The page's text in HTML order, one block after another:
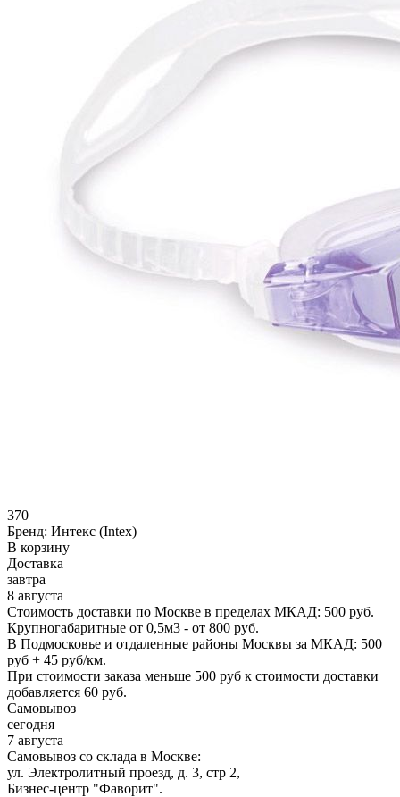
370
Бренд: Интекс (Intex)
В корзину
Доставка
завтра
8 августа
Стоимость доставки по Москве в пределах МКАД: 500 руб.
Крупногабаритные от 0,5м3 - от 800 руб.
В Подмосковье и отдаленные районы Москвы за МКАД: 500
руб + 45 руб/км.
При стоимости заказа меньше 500 руб к стоимости доставки
добавляется 60 руб.
Самовывоз
сегодня
7 августа
Самовывоз со склада в Москве:
ул. Электролитный проезд, д. 3, стр 2,
Бизнес-центр "Фаворит".